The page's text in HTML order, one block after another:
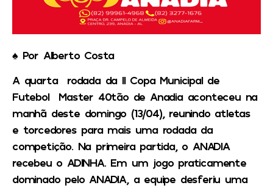
♠️ Por Alberto Costa
A quarta rodada da II Copa Municipal de
Futebol Master 40tão de Anadia aconteceu na
manhã deste domingo (13/04), reunindo atletas
e torcedores para mais uma rodada da
competição. Na primeira partida, o ANADIA
recebeu o ADINHA. Em um jogo praticamente
dominado pelo ANADIA, a equipe desferiu uma